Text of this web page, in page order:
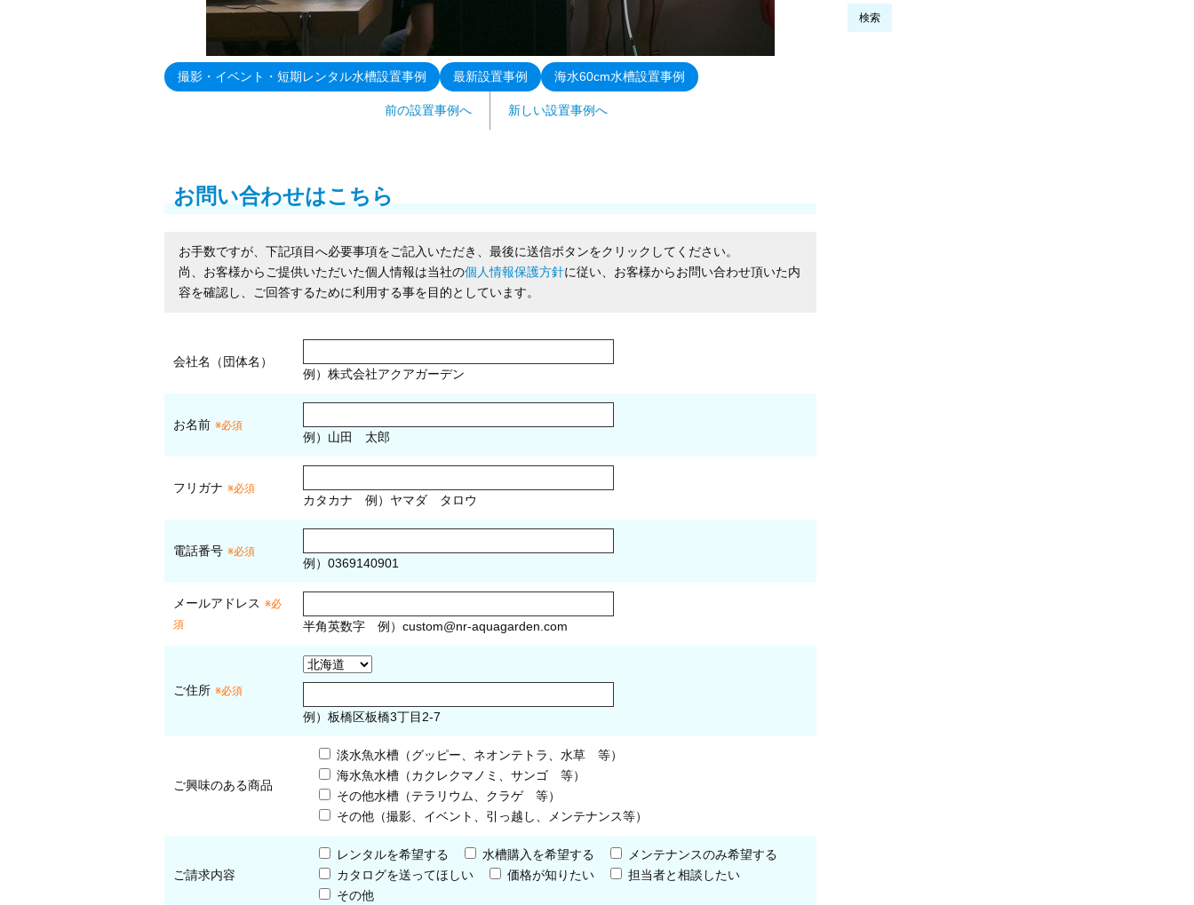
撮影・イベント・短期レンタル水槽設置事例 最新設置事例 海水60cm水槽設置事例
前の設置事例へ 新しい設置事例へ
お問い合わせはこちら
お手数ですが、下記項目へ必要事項をご記入いただき、最後に送信ボタンをクリックしてください。
尚、お客様からご提供いただいた個人情報は当社の個人情報保護方針に従い、お客様からお問い合わせ頂いた内
容を確認し、ご回答するために利用する事を目的としています。
会社名（団体名）
例）株式会社アクアガーデン
お名前 ※必須
例）山田 太郎
フリガナ ※必須
カタカナ 例）ヤマダ タロウ
電話番号 ※必須
例）0369140901
メールアドレス ※必
須
半角英数字 例） custom@nr-aquagarden.com
ご住所 ※必須
例）板橋区板橋3丁目2-7
ご興味のある商品
淡水魚水槽（グッピー、ネオンテトラ、水草 等）
海水魚水槽（カクレクマノミ、サンゴ 等）
その他水槽（テラリウム、クラゲ 等）
その他（撮影、イベント、引っ越し、メンテナンス等）
ご請求内容
レンタルを希望する 水槽購入を希望する
メンテナンスのみ希望する
カタログを送ってほしい
価格が知りたい
担当者と相談したい
その他
検索